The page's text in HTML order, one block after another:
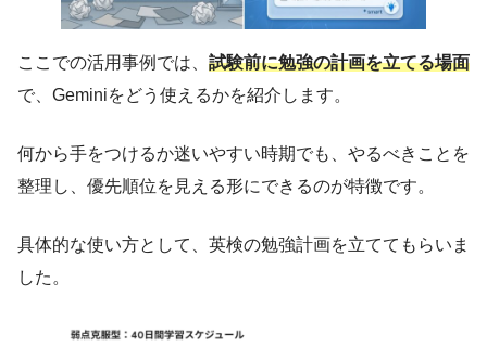
ここでの活用事例では、 試験前に勉強の計画を立てる場面
で、Geminiをどう使えるかを紹介します。
何から手をつけるか迷いやすい時期でも、やるべきことを
整理し、優先順位を見える形にできるのが特徴です。
具体的な使い方として、英検の勉強計画を立ててもらいま
した。